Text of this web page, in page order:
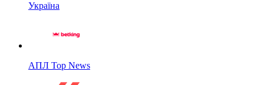
Україна
АПЛ Top News